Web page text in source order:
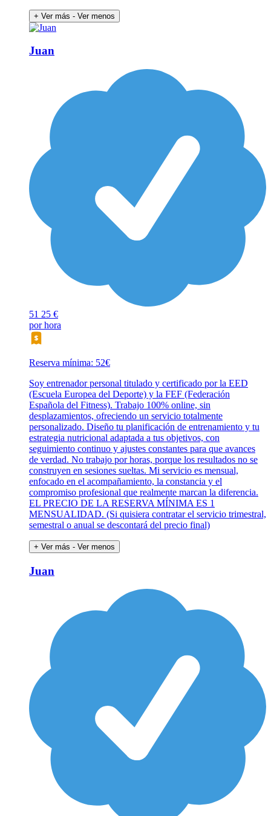
+ Ver más - Ver menos
Juan
51 25 €
por hora
Reserva mínima: 52€
Soy entrenador personal titulado y certificado por la EED
(Escuela Europea del Deporte) y la FEF (Federación
Española del Fitness). Trabajo 100% online, sin
desplazamientos, ofreciendo un servicio totalmente
personalizado. Diseño tu planificación de entrenamiento y tu
estrategia nutricional adaptada a tus objetivos, con
seguimiento continuo y ajustes constantes para que avances
de verdad. No trabajo por horas, porque los resultados no se
construyen en sesiones sueltas. Mi servicio es mensual,
enfocado en el acompañamiento, la constancia y el
compromiso profesional que realmente marcan la diferencia.
EL PRECIO DE LA RESERVA MÍNIMA ES 1
MENSUALIDAD. (Si quisiera contratar el servicio trimestral,
semestral o anual se descontará del precio final)
+ Ver más - Ver menos
Juan